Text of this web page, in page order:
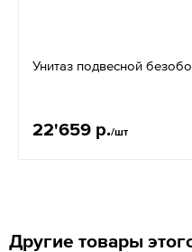
Унитаз подвесной
22'659 р./шт
Другие товары